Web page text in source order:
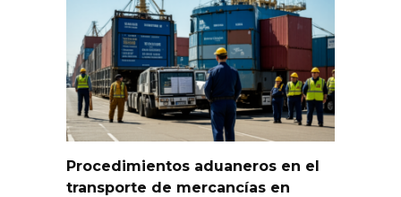
Procedimientos aduaneros en el
transporte de mercancías en